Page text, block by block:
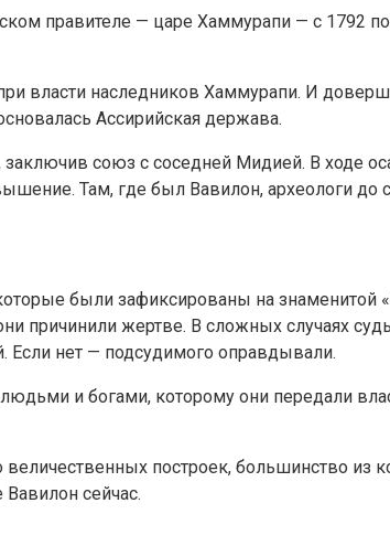
правителе — царе Хаммурапи — с 1792
власти наследников Хаммурапи. И
Ассирийская держава.
заключив союз с соседней Мидией. В ходе
Там, где был Вавилон, археологи
были зафиксированы на
причинили жертве. В сложных случаях
Если нет — подсудимого оправдывали.
и богами, которому они передали
построек, большинство из
сейчас.